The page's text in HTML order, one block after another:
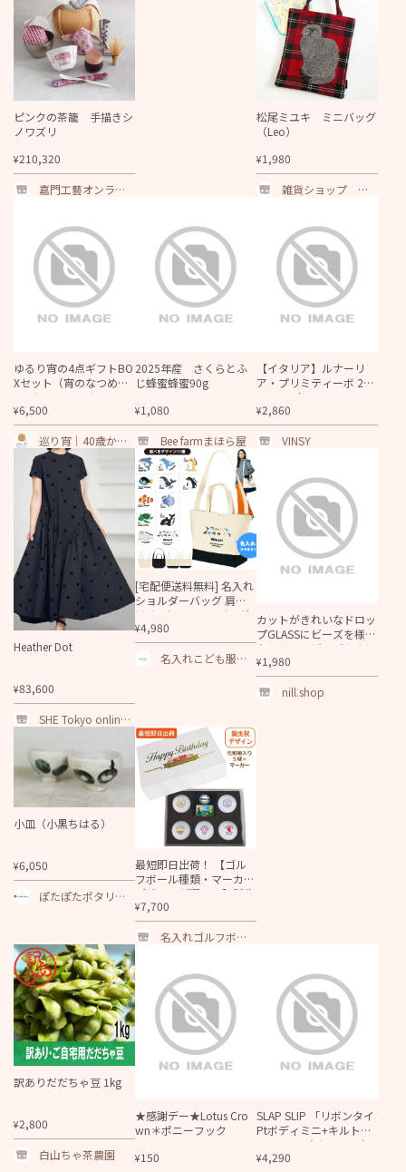
ピンクの茶籠 手描きシ
ノワズリ
¥210,320
嘉門工藝オンライ
松尾ミユキ ミニバッグ
（Leo）
¥1,980
雑貨ショップ ハ
ゆるり宵の4点ギフトBO
Xセット（宵のなつめ茶
TB2個・アロマキャンド
ル・ハーブバスソルト・
シルクソックス）
¥6,500
巡り宵｜40歳から
の自分を労わる温
活・更年期ショッ
プ
2025年産 さくらとふ
じ蜂蜜蜂蜜90g
¥1,080
Bee farmまほら屋
【イタリア】ルナーリ
ア・プリミティーボ 202
4_750ml
¥2,860
VINSY
Heather Dot
¥83,600
SHE Tokyo online s
[宅配便送料無料] 名入れ
ショルダーバッグ 肩掛
け かばん トートバッグ
水族館 ペンギン イル
カ シャチ チンアナゴ カ
クレクマノミ ［ スイッ
¥4,980
名入れこども服の
カットがきれいなドロッ
プGLASSにビーズを様々
なカラーのビーズをまと
わせたイヤリング
¥1,980
nill.shop
小皿（小黒ちはる）
¥6,050
ぽたぽたポタリ
最短即日出荷！ 【ゴル
フボール種類・マーカー
デザインが選べる】誕生
日祝デザイン ５球＋マ
ーカーセット 化粧箱入
り ギフトラッピング無
料
¥7,700
名入れゴルフボー
訳ありだだちゃ豆 1kg
¥2,800
白山ちゃ茶農園
★感謝デー★Lotus Cro
wn＊ポニーフック
¥150
SLAP SLIP 「リボンタイ
Ptボディミニ+キルトサ
ロペット2点セット」(70
-80cm) 【メール便対応
¥4,290